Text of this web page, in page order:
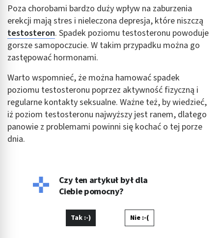
Poza chorobami bardzo duży wpływ na zaburzenia
erekcji mają stres i nieleczona depresja, które niszczą
testosteron. Spadek poziomu testosteronu powoduje
gorsze samopoczucie. W takim przypadku można go
zastępować hormonami.
Warto wspomnieć, że można hamować spadek
poziomu testosteronu poprzez aktywność fizyczną i
regularne kontakty seksualne. Ważne też, by wiedzieć,
iż poziom testosteronu najwyższy jest ranem, dlatego
panowie z problemami powinni się kochać o tej porze
dnia.
Czy ten artykuł był dla
Ciebie pomocny?
Tak :-) Nie :-(
Funkcje specjalne IAB:
Użycie dokładnych danych geolokalizacyjnych
Identyfikowanie urządzeń na podstawie
aktywnie żądanych informacji
Niezbędne
Wydajność (Performance)
Reklama / śledzenie